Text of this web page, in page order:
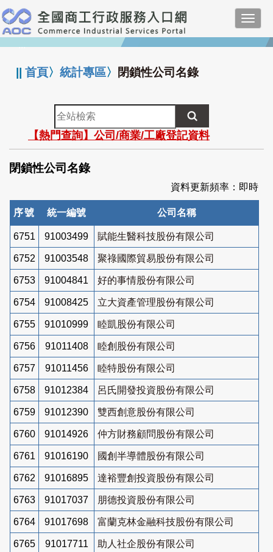
跳
到
主
要
:::
||首頁〉統計專區〉 閉鎖性公司名錄
全
站
檢
索
【熱門查詢】公司/商業/工廠登記資料
閉鎖性公司名錄
資料更新頻率：即時
序號 統一編號 公司名稱
6751 91003499 賦能生醫科技股份有限公司
6752 91003548 聚祿國際貿易股份有限公司
6753 91004841 好的事情股份有限公司
6754 91008425 立大資產管理股份有限公司
6755 91010999 睦凱股份有限公司
6756 91011408 睦創股份有限公司
6757 91011456 睦特股份有限公司
6758 91012384 呂氏開發投資股份有限公司
6759 91012390 雙西創意股份有限公司
6760 91014926 仲方財務顧問股份有限公司
6761 91016190 國創半導體股份有限公司
6762 91016895 達裕豐創投資股份有限公司
6763 91017037 朋德投資股份有限公司
6764 91017698 富蘭克林金融科技股份有限公司
6765 91017711 助人社企股份有限公司